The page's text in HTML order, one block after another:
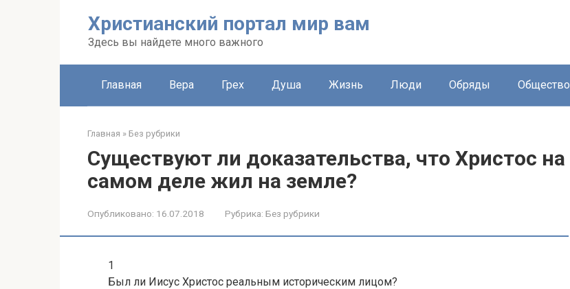
Христианский портал мир вам
Здесь вы найдете много важного
Главная Вера Грех Душа Жизнь Люди Обряды Общество
Главная » Без рубрики
Существуют ли доказательства, что Христос на
самом деле жил на земле?
Опубликовано: 16.07.2018 Рубрика: Без рубрики
1
Был ли Иисус Христос реальным историческим лицом?